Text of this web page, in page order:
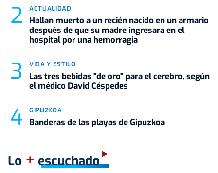
ACTUALIDAD
Hallan muerto a un recién nacido en un armario
después de que su madre ingresara en el
hospital por una hemorragia
VIDA Y ESTILO
Las tres bebidas "de oro" para el cerebro, según
el médico David Céspedes
GIPUZKOA
Banderas de las playas de Gipuzkoa
Lo + escuchado